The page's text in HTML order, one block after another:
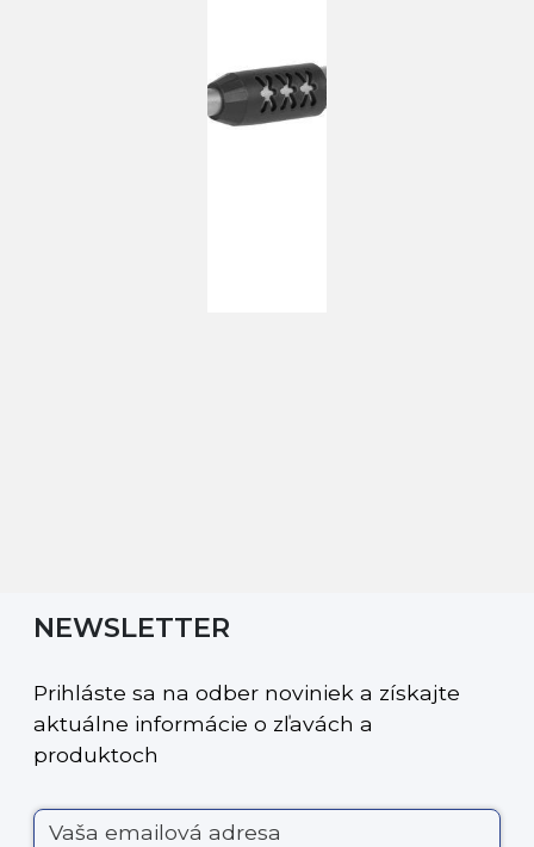
NEWSLETTER
Prihláste sa na odber noviniek a získajte
aktuálne informácie o zľavách a
produktoch